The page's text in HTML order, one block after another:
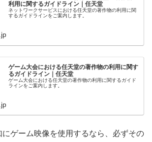
利用に関するガイドライン｜任天堂
ネットワークサービスにおける任天堂の著作物の利用に関
するガイドラインをご案内します。
ゲーム大会における任天堂の著作物の利用に関す
るガイドライン｜任天堂
ゲーム大会における任天堂の著作物の利用に関するガイド
ラインをご案内します。
にゲーム映像を使用するなら、必ずその